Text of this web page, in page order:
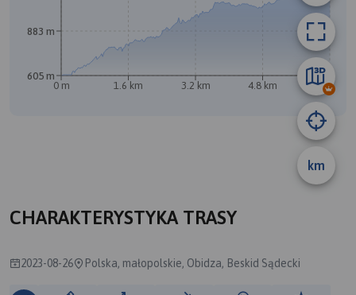
km
0 m 1.6 km 3.2 km 4.8 km 6.5 km
605 m
883 m
CHARAKTERYSTYKA TRASY
2023-08-26 Polska, małopolskie, Obidza, Beskid Sądecki